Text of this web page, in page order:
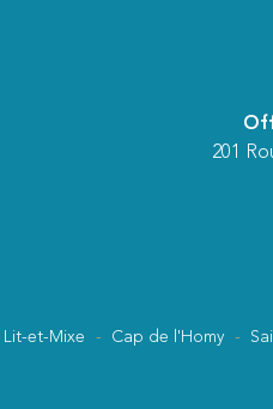
201
Lit-et-Mixe Cap de l'Homy